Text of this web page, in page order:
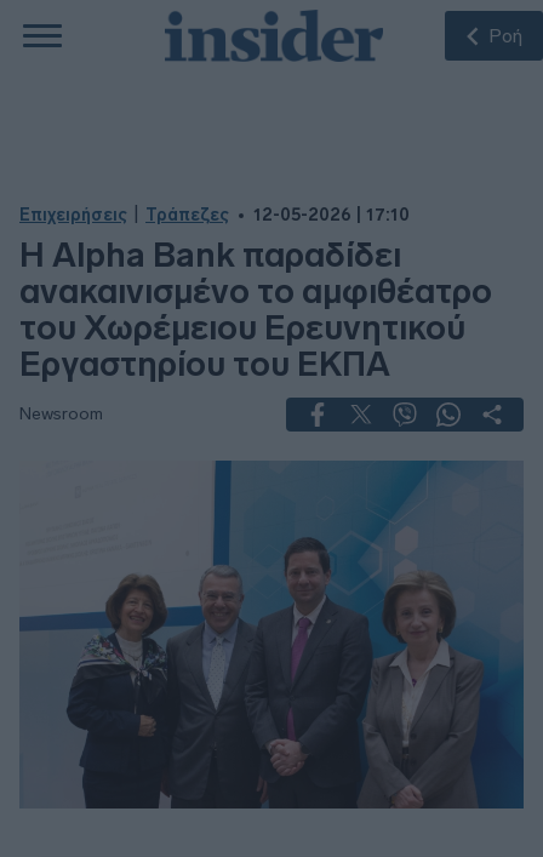
Ροή
Επιχειρήσεις Τράπεζες 12-05-2026 | 17:10
Η Alpha Bank παραδίδει
ανακαινισμένο το αμφιθέατρο
του Χωρέμειου Ερευνητικού
Εργαστηρίου του ΕΚΠΑ
Newsroom